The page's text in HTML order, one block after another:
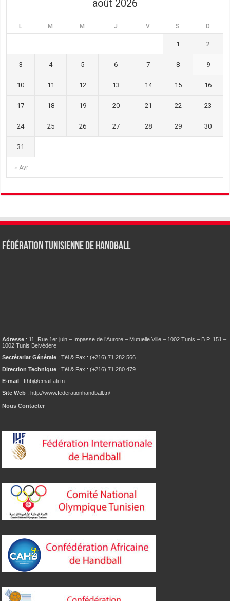
août 2026
L M M J V S D
« Avr
1 2
3 4 5 6 7 8 9
10 11 12 13 14 15 16
17 18 19 20 21 22 23
24 25 26 27 28 29 30
31
Fédération tunisienne de Handball
Adresse : 11, Rue 1er juin – Impasse de l’Aurore – Mutuelle Ville – 1002 Tunis – B.P. 151 –
1002 Tunis Belvédère
Secrétariat Générale : Tél & Fax : (+216) 71 282 566
Direction Technique : Tél & Fax : (+216) 71 280 479
E-mail : fthb@email.ati.tn
Site Web : http://www.federationhandball.tn/
Nous Contacter